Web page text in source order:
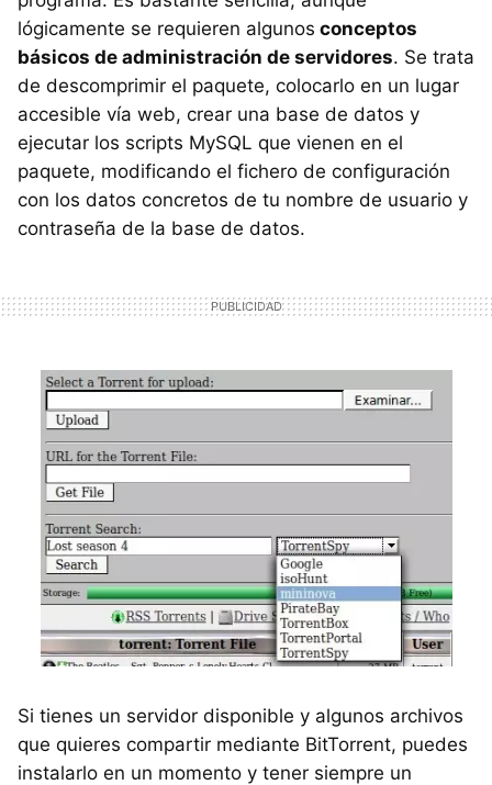
lógicamente se requieren algunos conceptos
básicos de administración de servidores. Se trata
de descomprimir el paquete, colocarlo en un lugar
accesible vía web, crear una base de datos y
ejecutar los scripts MySQL que vienen en el
paquete, modificando el fichero de configuración
con los datos concretos de tu nombre de usuario y
contraseña de la base de datos.
Si tienes un servidor disponible y algunos archivos
que quieres compartir mediante BitTorrent, puedes
instalarlo en un momento y tener siempre un